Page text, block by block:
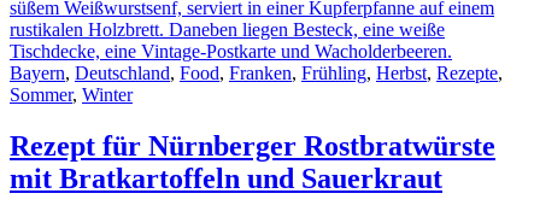
Bayern, Deutschland, Food, Franken, Frühling, Herbst, Rezepte,
Sommer, Winter
Rezept für Nürnberger Rostbratwürste
mit Bratkartoffeln und Sauerkraut